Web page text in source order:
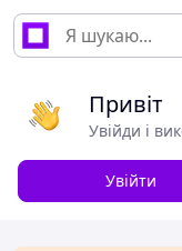
Привіт
Увійди і
Увійти